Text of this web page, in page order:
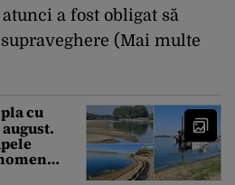
a fost obligat să
(Mai multe
cu